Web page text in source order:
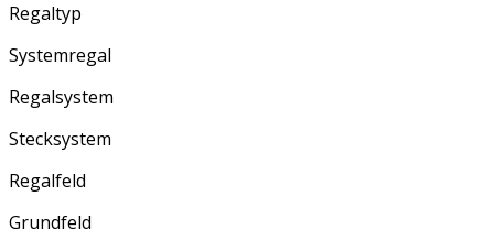
Regaltyp
Systemregal
Regalsystem
Stecksystem
Regalfeld
Grundfeld